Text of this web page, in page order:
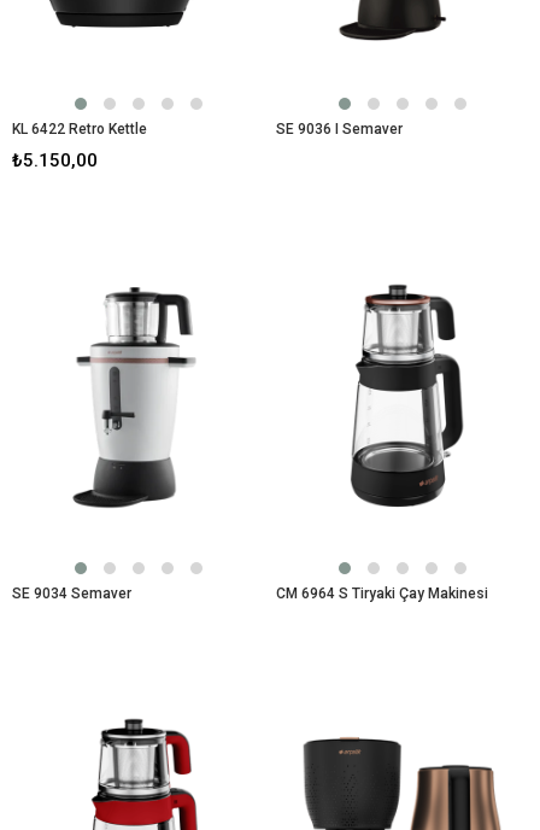
KL 6422 Retro Kettle
₺5.150,00
SE 9036 I Semaver
SE 9034 Semaver CM 6964 S Tiryaki Çay Makinesi